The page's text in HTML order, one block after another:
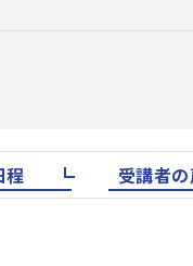
スキル研修
ネジメント
養
程 受講者